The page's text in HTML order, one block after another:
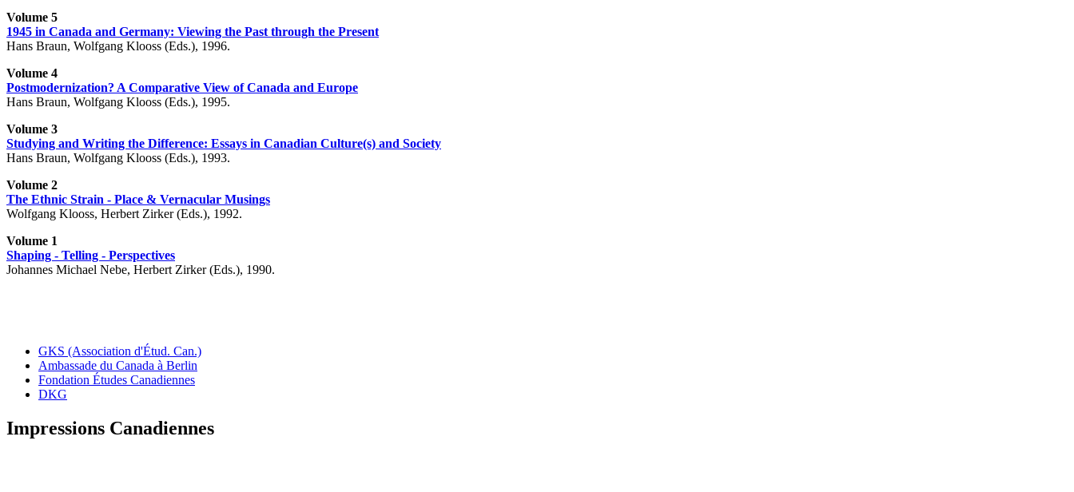
Volume 5
1945 in Canada and Germany: Viewing the Past through the Present
Hans Braun, Wolfgang Klooss (Eds.), 1996.
Volume 4
Postmodernization? A Comparative View of Canada and Europe
Hans Braun, Wolfgang Klooss (Eds.), 1995.
Volume 3
Studying and Writing the Difference: Essays in Canadian Culture(s) and Society
Hans Braun, Wolfgang Klooss (Eds.), 1993.
Volume 2
The Ethnic Strain - Place & Vernacular Musings
Wolfgang Klooss, Herbert Zirker (Eds.), 1992.
Volume 1
Shaping - Telling - Perspectives
Johannes Michael Nebe, Herbert Zirker (Eds.), 1990.
GKS (Association d'Étud. Can.)
Ambassade du Canada à Berlin
Fondation Études Canadiennes
DKG
Impressions Canadiennes